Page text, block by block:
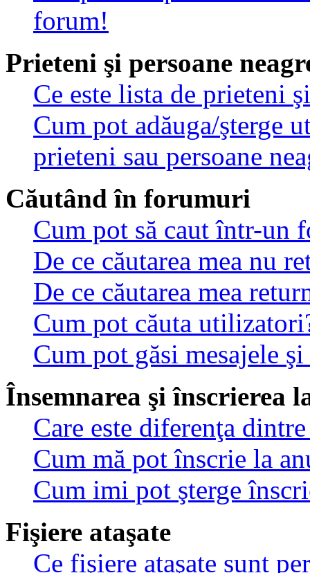
forum!
Prieteni şi persoane
Ce este lista de prieteni
Cum pot adăuga/şterge
prieteni sau persoane
Căutând în forumuri
Cum pot să caut într-un
De ce căutarea mea nu
De ce căutarea mea
Cum pot căuta
Cum pot găsi mesajele
Însemnarea şi înscrierea
Care este diferenţa
Cum mă pot înscrie la
Cum imi pot şterge
Fişiere ataşate
Ce fişiere ataşate sunt